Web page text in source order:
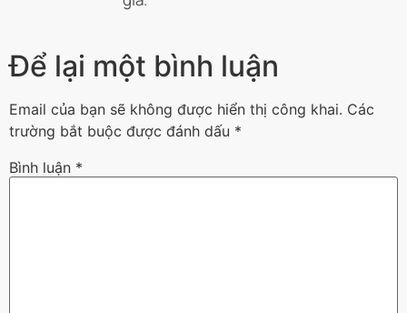
Để lại một bình luận
Email của bạn sẽ không được hiển thị công khai. Các
trường bắt buộc được đánh dấu *
Bình luận *